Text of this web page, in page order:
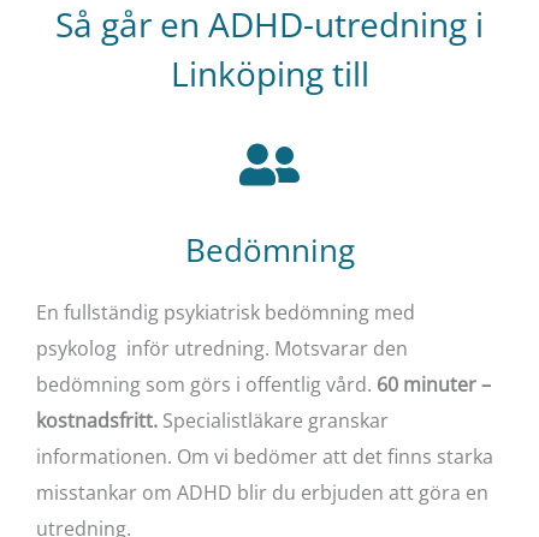
Så går en ADHD-utredning i
Linköping till
Bedömning
En fullständig psykiatrisk bedömning med
psykolog inför utredning. Motsvarar den
bedömning som görs i offentlig vård. 60 minuter –
kostnadsfritt. Specialistläkare granskar
informationen. Om vi bedömer att det finns starka
misstankar om ADHD blir du erbjuden att göra en
utredning.